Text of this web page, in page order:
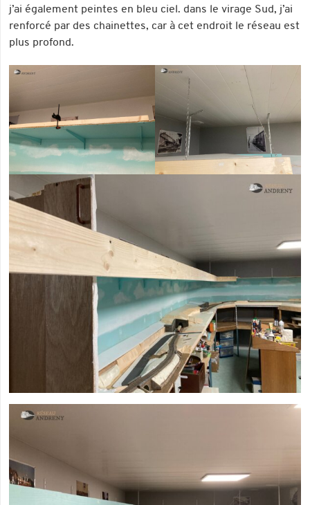
j’ai également peintes en bleu ciel. dans le virage Sud, j’ai
renforcé par des chainettes, car à cet endroit le réseau est
plus profond.